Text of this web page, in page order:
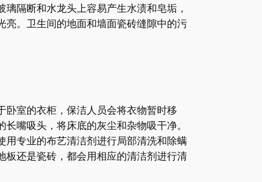
隔断和水龙头上容易产生水渍和皂垢，
亮。卫生间的地面和墙面瓷砖缝隙中的污
卧室的衣柜，保洁人员会将衣物暂时移
嘴吸头，将床底的灰尘和杂物吸干净。
用专业的布艺清洁剂进行局部清洗和除螨
板还是瓷砖，都会用相应的清洁剂进行清